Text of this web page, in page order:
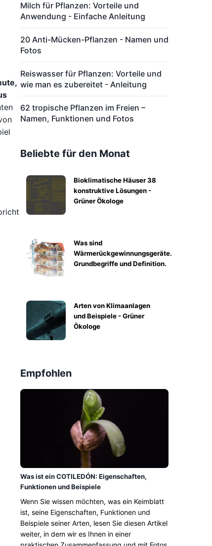
Milch für Pflanzen: Vorteile und
Anwendung - Einfache Anleitung
20 Anti-Mücken-Pflanzen - Namen und
Fotos
Reiswasser für Pflanzen: Vorteile und
wie man es zubereitet - Anleitung
62 tropische Pflanzen im Freien –
Namen, Funktionen und Fotos
Beliebte für den Monat
Bioklimatische Häuser 38
konstruktive Lösungen -
Grüner Ökologe
Was sind
Wärmerückgewinnungsgeräte.
Grundbegriffe und Definition.
Arten von Klimaanlagen
und Beispiele - Grüner
Ökologe
Empfohlen
Was ist ein COTILEDÓN: Eigenschaften,
Funktionen und Beispiele
Wenn Sie wissen möchten, was ein Keimblatt
ist, seine Eigenschaften, Funktionen und
Beispiele seiner Arten, lesen Sie diesen Artikel
weiter, in dem wir es Ihnen in einer